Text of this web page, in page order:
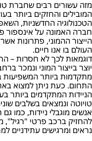
מזה עשורים רבים שחברת
המובילים והחזקים ביותר
הטכנולוגיה החדשניות,
חברה האמונה על אינספור
הייצור ההמוני, פתרונות
העולם בו אנו חיים.
דוגמאות לכך לא חסרות –
יוצר בייצור המוני ונמכר
מתקדמות ביותר
התחום. כעת ניתן למצוא
הניידות המתקדמים ביותר
טויוטה ונמצאים בשלבים
אנשים מוגבלי ניידות, כמו
להחזיק ברכב פרטי "רגיל",
נראים ומרגישים